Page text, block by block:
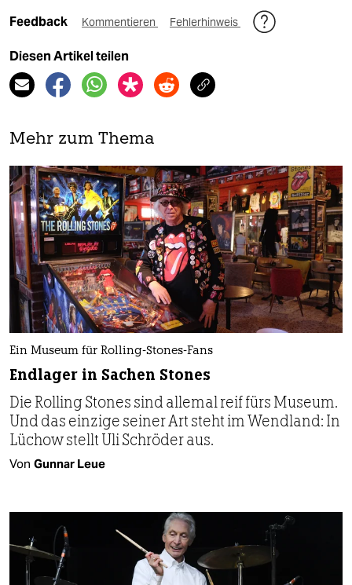
Feedback Kommentieren Fehlerhinweis
Diesen Artikel teilen
Mehr zum Thema
Ein Museum für Rolling-Stones-Fans
Endlager in Sachen Stones
Die Rolling Stones sind allemal reif fürs Museum.
Und das einzige seiner Art steht im Wendland: In
Lüchow stellt Uli Schröder aus.
Von Gunnar Leue